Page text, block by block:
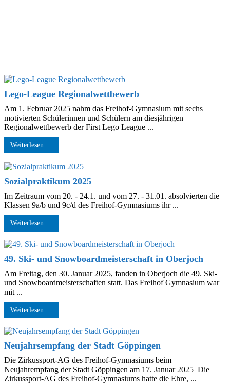
Lego-League Regionalwettbewerb
Am 1. Februar 2025 nahm das Freihof-Gymnasium mit sechs
motivierten Schülerinnen und Schülern am diesjährigen
Regionalwettbewerb der First Lego League ...
Weiterlesen …
Sozialpraktikum 2025
Im Zeitraum vom 20. - 24.1. und vom 27. - 31.01. absolvierten die
Klassen 9a/b und 9c/d des Freihof-Gymnasiums ihr ...
Weiterlesen …
49. Ski- und Snowboardmeisterschaft in Oberjoch
Am Freitag, den 30. Januar 2025, fanden in Oberjoch die 49. Ski-
und Snowboardmeisterschaften statt. Das Freihof Gymnasium war
mit ...
Weiterlesen …
Neujahrsempfang der Stadt Göppingen
Die Zirkussport-AG des Freihof-Gymnasiums beim
Neujahrempfang der Stadt Göppingen am 17. Januar 2025 Die
Zirkussport-AG des Freihof-Gymnasiums hatte die Ehre, ...